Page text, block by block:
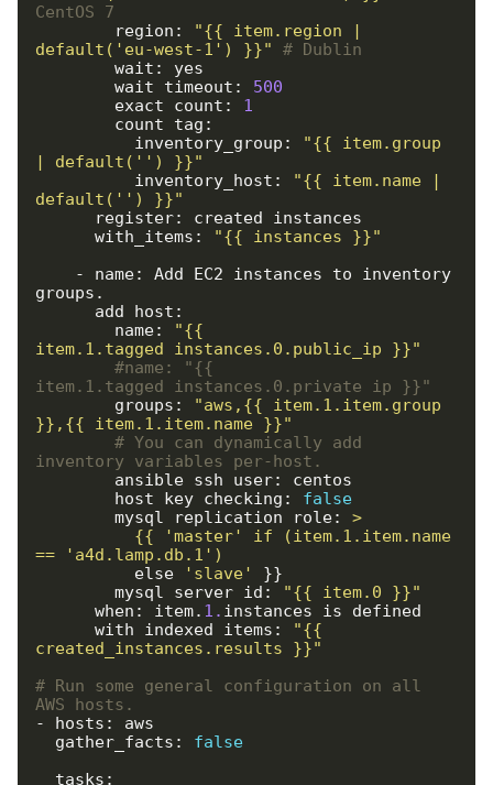
CentOS 7
        region:
"{{ item.region |
default('eu-west-1') }}"
# Dublin
        wait_timeout:
500
        exact_count:
1
          inventory_group:
"{{ item.group
| default('') }}"
          inventory_host:
"{{ item.name |
default('') }}"
      with_items:
"{{ instances }}"
groups.
        name:
"{{
item.1.tagged_instances.0.public_ip }}"
#name: "{{
item.1.tagged_instances.0.private_ip }}"
        groups:
"aws,{{ item.1.item.group
}},{{ item.1.item.name }}"
# You can dynamically add
inventory variables per-host.
        host_key_checking:
false
        mysql_replication_role:
== 'a4d.lamp.db.1')
          else
'slave'
}}
        mysql_server_id:
"{{ item.0 }}"
      when: item.
1. instances is defined
      with_indexed_items:
"{{
created_instances.results }}"
# Run some general configuration on all
AWS hosts.
- hosts: aws
  gather_facts:
false